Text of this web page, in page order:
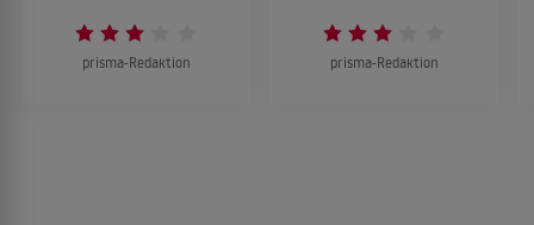
prisma-Redaktion prisma-Redaktion